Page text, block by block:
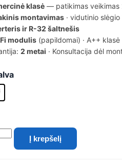
klasė — patikimas veikimas
montavimas · vidutinio
ir R-32 šaltnešis
modulis (papildomai) · A++ klasė
2 metai · Konsultacija dėl
Į krepšelį